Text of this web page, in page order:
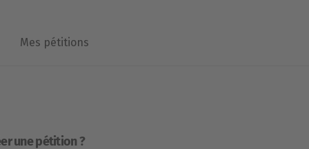
Mes pétitions
une pétition ?